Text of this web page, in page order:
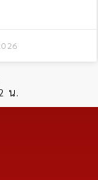
น.